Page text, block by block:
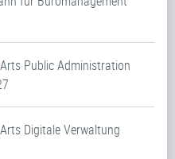
Public Administration
Digitale Verwaltung